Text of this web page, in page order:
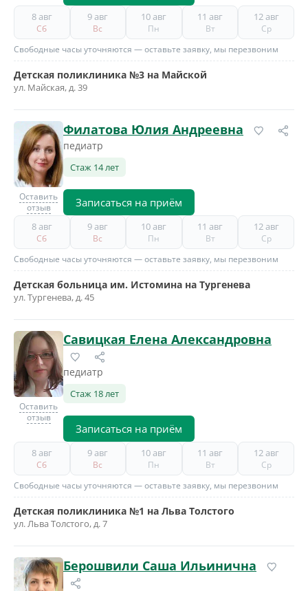
8 авг
Сб
9 авг
Вс
10 авг
Пн
11 авг
Вт
12 авг
Ср
Свободные часы уточняются — оставьте заявку, мы перезвоним
Детская поликлиника №3 на Майской
ул. Майская, д. 39
Оставить
отзыв
Филатова Юлия Андреевна
педиатр
Стаж 14 лет
Записаться на приём
8 авг
Сб
9 авг
Вс
10 авг
Пн
11 авг
Вт
12 авг
Ср
Свободные часы уточняются — оставьте заявку, мы перезвоним
Детская больница им. Истомина на Тургенева
ул. Тургенева, д. 45
Оставить
отзыв
Савицкая Елена Александровна
педиатр
Стаж 18 лет
Записаться на приём
8 авг
Сб
9 авг
Вс
10 авг
Пн
11 авг
Вт
12 авг
Ср
Свободные часы уточняются — оставьте заявку, мы перезвоним
Детская поликлиника №1 на Льва Толстого
ул. Льва Толстого, д. 7
Берошвили Саша Ильинична